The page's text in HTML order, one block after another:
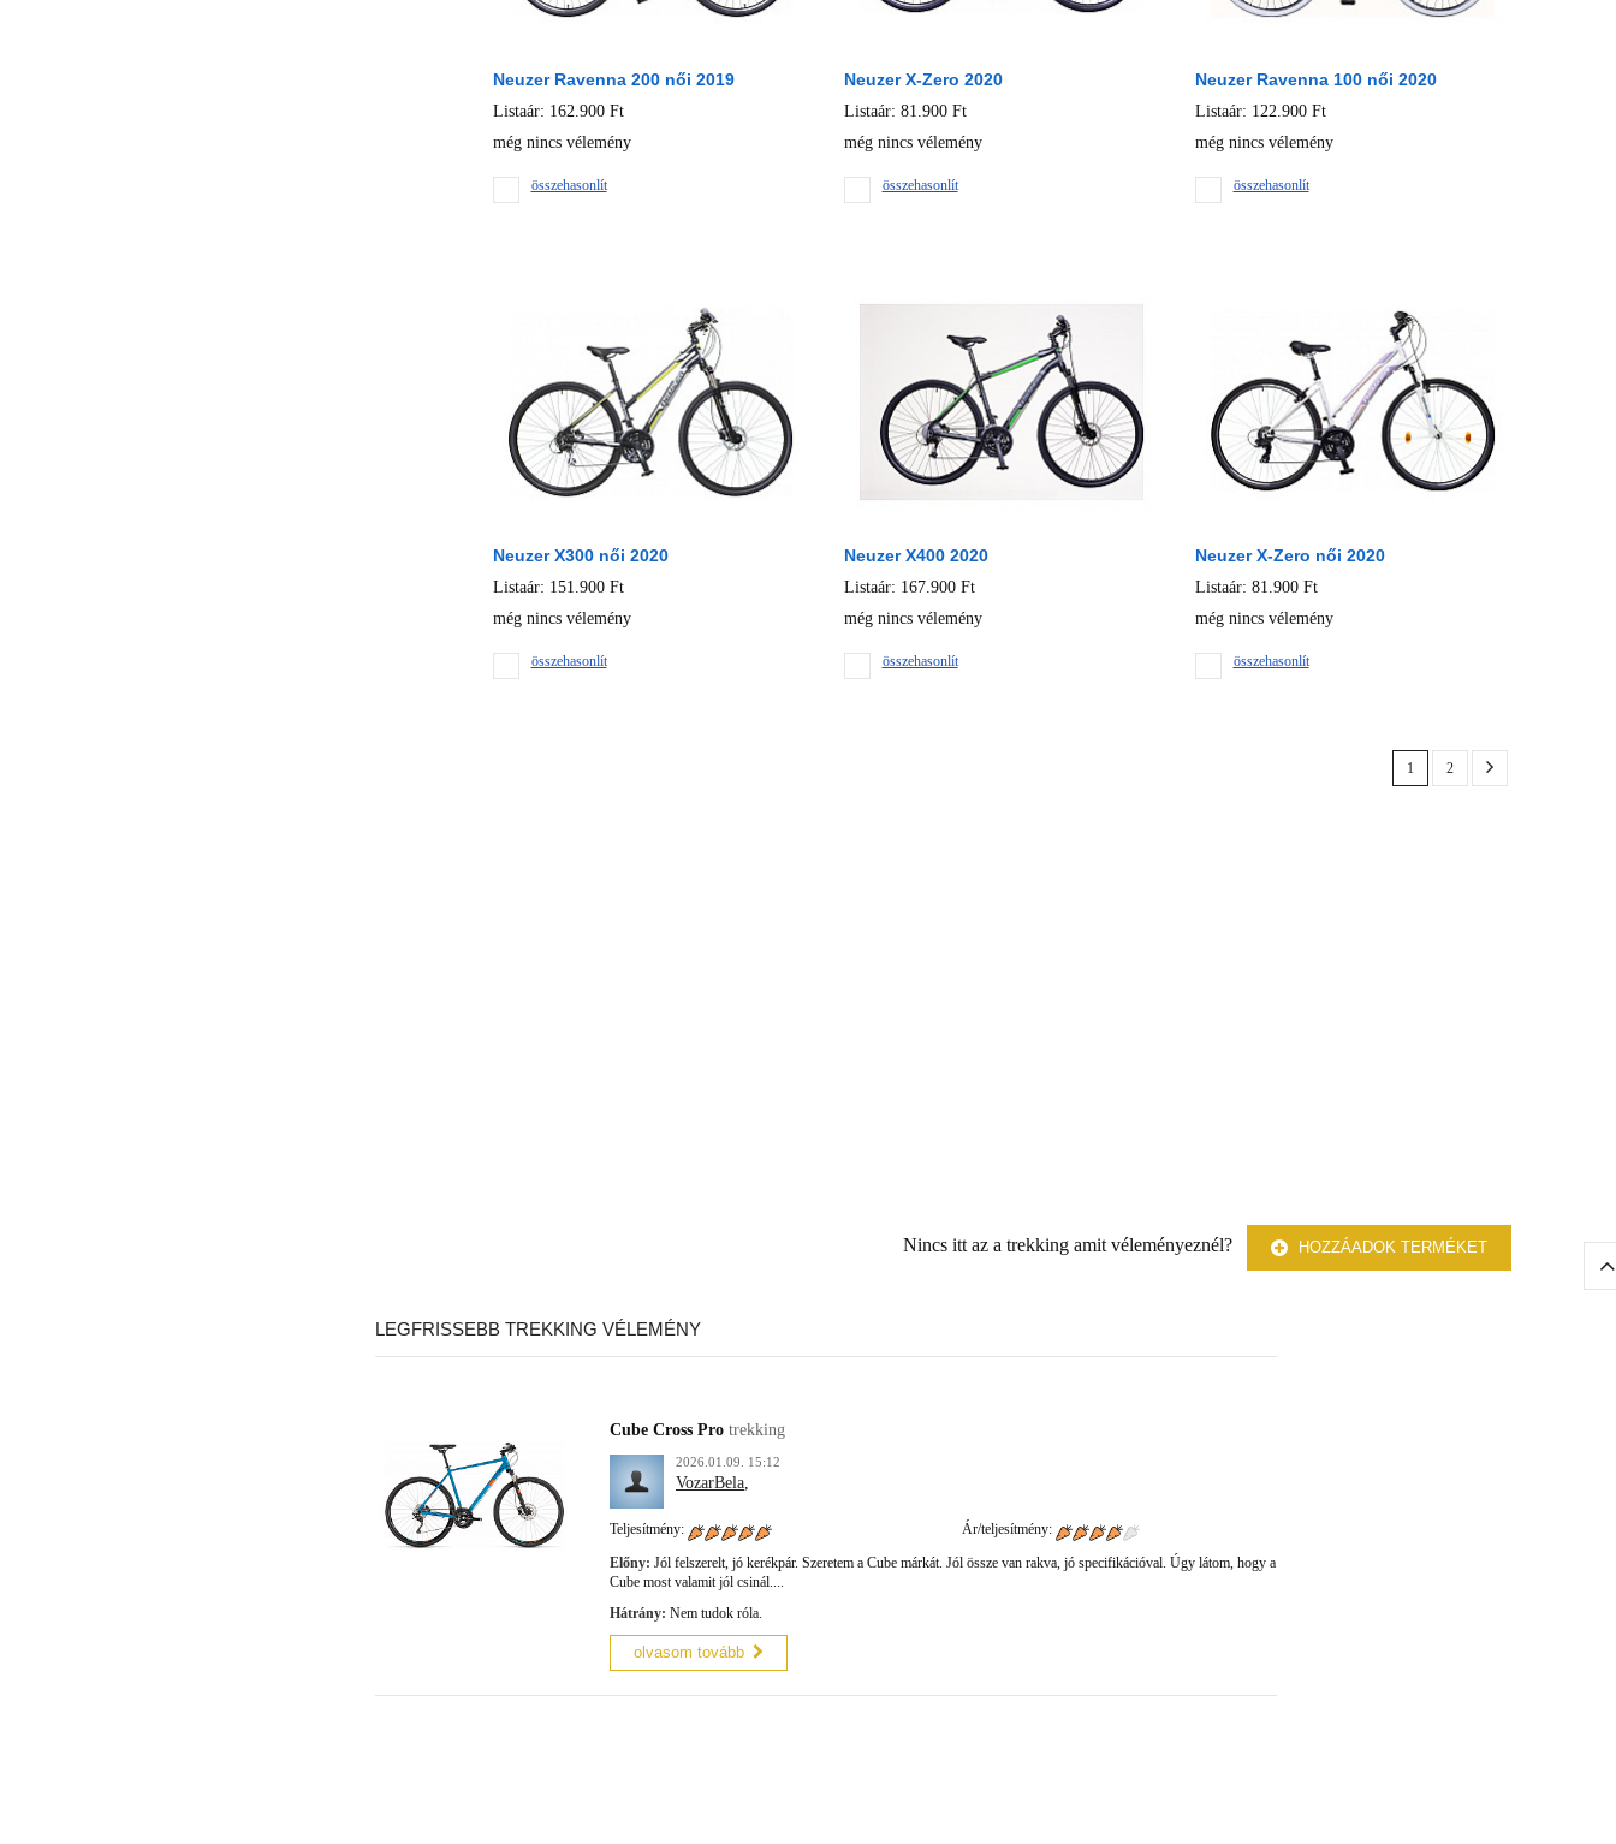
Neuzer Ravenna 200 női 2019
Listaár: 162.900 Ft
még nincs vélemény
összehasonlít
Neuzer X-Zero 2020
Listaár: 81.900 Ft
még nincs vélemény
összehasonlít
Neuzer Ravenna 100 női 2020
Listaár: 122.900 Ft
még nincs vélemény
összehasonlít
Neuzer X300 női 2020
Listaár: 151.900 Ft
még nincs vélemény
összehasonlít
Neuzer X400 2020
Listaár: 167.900 Ft
még nincs vélemény
összehasonlít
Neuzer X-Zero női 2020
Listaár: 81.900 Ft
még nincs vélemény
összehasonlít
1 2
Nincs itt az a trekking amit véleményeznél? HOZZÁADOK TERMÉKET
LEGFRISSEBB TREKKING VÉLEMÉNY
Cube Cross Pro trekking
2026.01.09. 15:12
VozarBela,
Teljesítmény:
Ár/teljesítmény:
Előny: Jól felszerelt, jó kerékpár. Szeretem a Cube márkát. Jól össze van rakva, jó specifikációval. Úgy látom, hogy a
Cube most valamit jól csinál....
Hátrány: Nem tudok róla.
olvasom tovább